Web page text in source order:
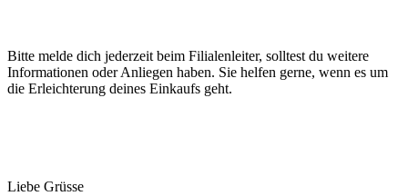
Bitte melde dich jederzeit beim Filialenleiter, solltest du weitere
Informationen oder Anliegen haben. Sie helfen gerne, wenn es um
die Erleichterung deines Einkaufs geht.
Liebe Grüsse